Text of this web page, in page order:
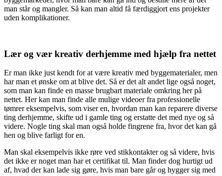
man står og mangler. Så kan man altid få færdiggjort ens projekter
uden komplikationer.
Lær og vær kreativ derhjemme med hjælp fra nettet
Er man ikke just kendt for at være kreativ med byggematerialer, men
har man et ønske om at blive det. Så er det alt andet lige også noget,
som man kan finde en masse brugbart materiale omkring her på
nettet. Her kan man finde alle mulige videoer fra professionelle
tømrer eksempelvis, som viser en, hvordan man kan reparere diverse
ting derhjemme, skifte ud i gamle ting og erstatte det med nye og så
videre. Nogle ting skal man også holde fingrene fra, hvor det kan gå
hen og blive farligt for en.
Man skal eksempelvis ikke røre ved stikkontakter og så videre, hvis
det ikke er noget man har et certifikat til. Man finder dog hurtigt ud
af, hvad der kan lade sig gøre, hvis man bare går og hygger sig med